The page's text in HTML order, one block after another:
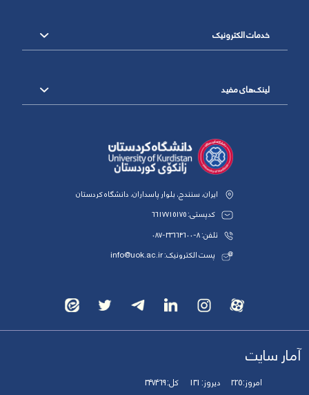
خدمات الکترونیک
لینک‌های مفید
ایران، سنندج، بلوار پاسداران، دانشگاه کردستان
کدپستی: 6617715175
تلفن: 8-33664600-087
پست الکترونیک: info@uok.ac.ir
آمار سایت
امروز:225 دیروز:131 کل:347469